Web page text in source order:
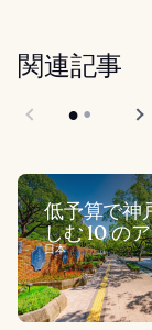
関連記事
低予算で神
しむ 10 の
日本